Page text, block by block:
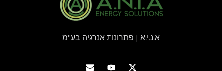
א.נ.י.א | פתרונות אנרגיה בע"מ